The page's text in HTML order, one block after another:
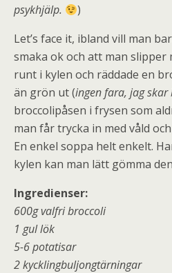
psykhjälp.
)
Let’s face it, ibland vill man
smaka ok och att man slipper
runt i kylen och räddade en
än grön ut (ingen fara, jag
broccolipåsen i frysen som
man får trycka in med våld
En enkel soppa helt enkelt.
kylen kan man lätt gömma
Ingredienser:
600g valfri broccoli
1 gul lök
5-6 potatisar
2 kycklingbuljongtärningar